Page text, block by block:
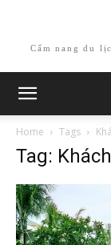
Cẩm nang du
Home Tags
Tag: